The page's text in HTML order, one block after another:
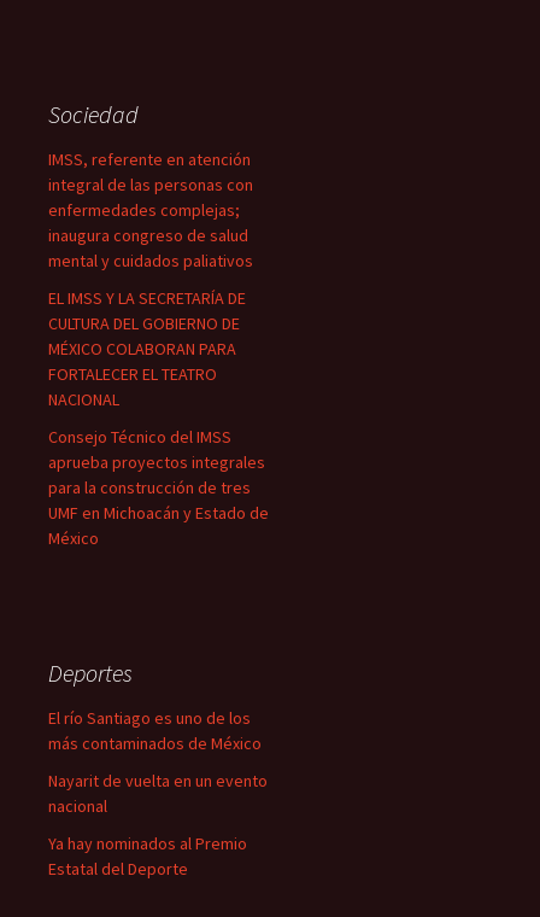
Sociedad
IMSS, referente en atención
integral de las personas con
enfermedades complejas;
inaugura congreso de salud
mental y cuidados paliativos
EL IMSS Y LA SECRETARÍA DE
CULTURA DEL GOBIERNO DE
MÉXICO COLABORAN PARA
FORTALECER EL TEATRO
NACIONAL
Consejo Técnico del IMSS
aprueba proyectos integrales
para la construcción de tres
UMF en Michoacán y Estado de
México
Deportes
El río Santiago es uno de los
más contaminados de México
Nayarit de vuelta en un evento
nacional
Ya hay nominados al Premio
Estatal del Deporte